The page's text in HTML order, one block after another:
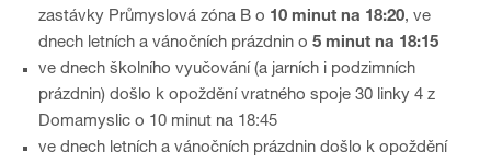
zastávky Průmyslová zóna B o 10 minut na 18:20, ve
dnech letních a vánočních prázdnin o 5 minut na 18:15
ve dnech školního vyučování (a jarních i podzimních
prázdnin) došlo k opoždění vratného spoje 30 linky 4 z
Domamyslic o 10 minut na 18:45
ve dnech letních a vánočních prázdnin došlo k opoždění